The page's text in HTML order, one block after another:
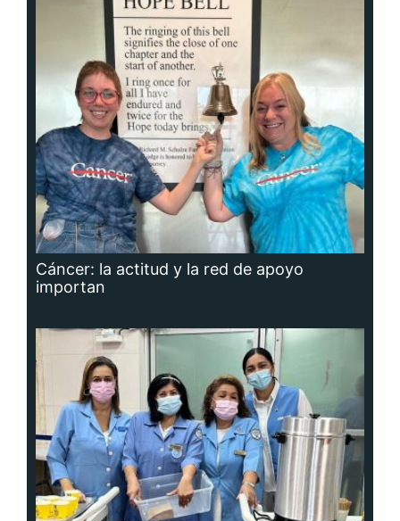
Cáncer: la actitud y la red de apoyo
importan